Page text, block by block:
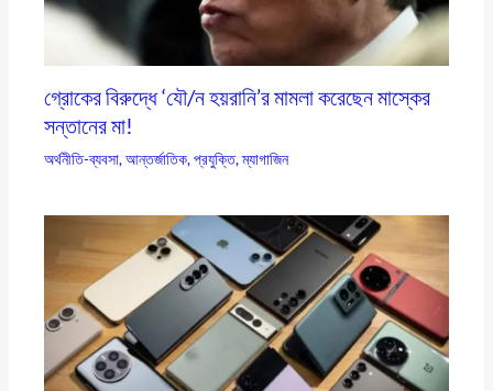
গ্রোকের বিরুদ্ধে ‘যৌ/ন হয়রানি’র মামলা করেছেন মাস্কের
সন্তানের মা!
অর্থনীতি-ব্যবসা,আন্তর্জাতিক,প্রযুক্তি,ম্যাগাজিন